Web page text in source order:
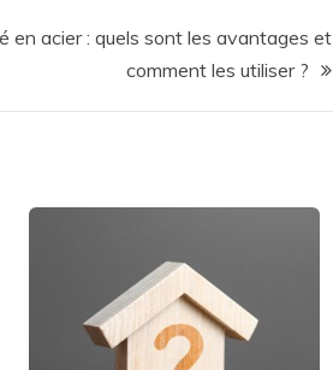
en acier : quels sont les avantages et
comment les utiliser ?